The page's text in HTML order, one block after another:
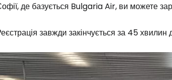
де базується Bulgaria Air, ви можете
завжди закінчується за 45 хвилин